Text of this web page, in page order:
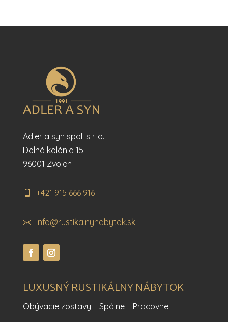
Adler a syn spol. s r. o.
Dolná kolónia 15
96001 Zvolen
+421 915 666 916
info@rustikalnynabytok.sk
LUXUSNÝ RUSTIKÁLNY NÁBYTOK
Obývacie zostavy – Spálne– Pracovne